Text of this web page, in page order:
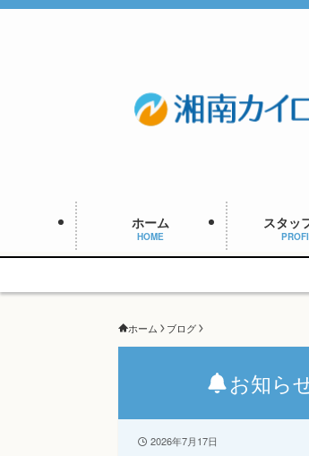
ホーム
HOME
スタッ
ホーム ブログ
お知ら
2026年7月17日